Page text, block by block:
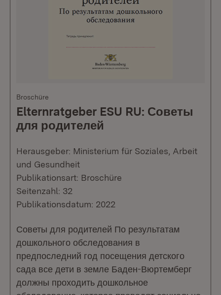
Broschüre
Elternratgeber ESU RU: Советы
для родителей
Herausgeber: Ministerium für Soziales, Arbeit
und Gesundheit
Publikationsart: Broschüre
Seitenzahl: 32
Publikationsdatum: 2022
Советы для родителей По результатам
дошкольного обследования в
предпоследний год посещения детского
сада все дети в земле Баден-Вюртемберг
должны проходить дошкольное